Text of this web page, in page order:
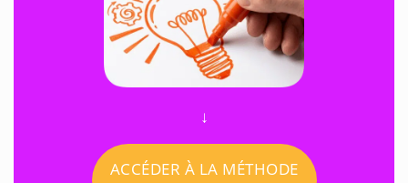
↓
ACCÉDER À LA MÉTHODE